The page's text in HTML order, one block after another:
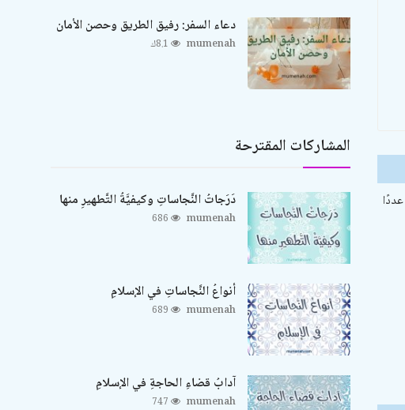
دعاء السفر: رفيق الطريق وحصن الأمان
mumenah 8.1ك
المشاركات المقترحة
دَرَجاتُ النَّجاساتِ وكيفيَّةُ التَّطهيرِ منها
mumenah
686
أنواعُ النَّجاساتِ في الإسلامِ
mumenah
689
آدابُ قضاءِ الحاجةِ في الإسلامِ
mumenah
747